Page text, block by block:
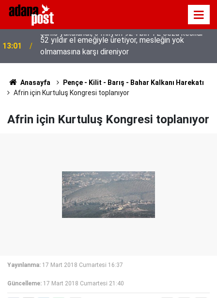
13:01
52 yıldır el emeğiyle üretiyor, mesleğin yok
olmamasına karşı direniyor
Anasayfa
Pençe - Kilit - Barış - Bahar Kalkanı Harekatı
Afrin için Kurtuluş Kongresi toplanıyor
Afrin için Kurtuluş Kongresi toplanıyor
Yayınlanma: 17 Mart 2018 Cumartesi 16:37
Güncelleme: 17 Mart 2018 Cumartesi 21:40